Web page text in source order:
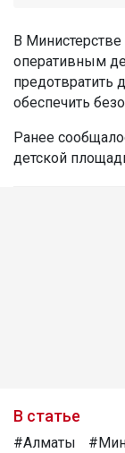
В
оперативным
предотвратить
обеспечить
Ранее
детской
В статье
#Алматы